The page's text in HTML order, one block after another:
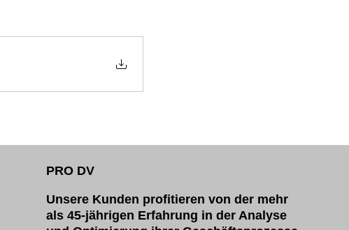
PRO DV
Unsere Kunden profitieren von der mehr
als 45-jährigen Erfahrung in der Analyse